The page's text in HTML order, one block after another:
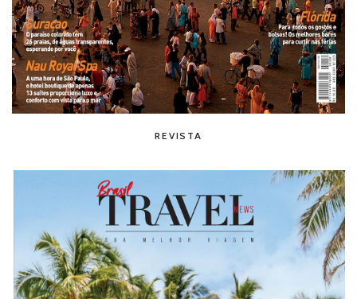
REVISTA